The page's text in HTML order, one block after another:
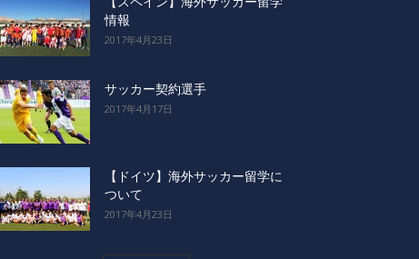
情報
2017年4月23日
サッカー契約選手
2017年4月17日
【ドイツ】海外サッカー留学に
ついて
2017年4月23日